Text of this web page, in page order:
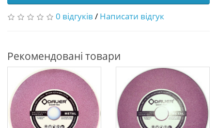
0 відгуків / Написати відгук
Рекомендовані товари